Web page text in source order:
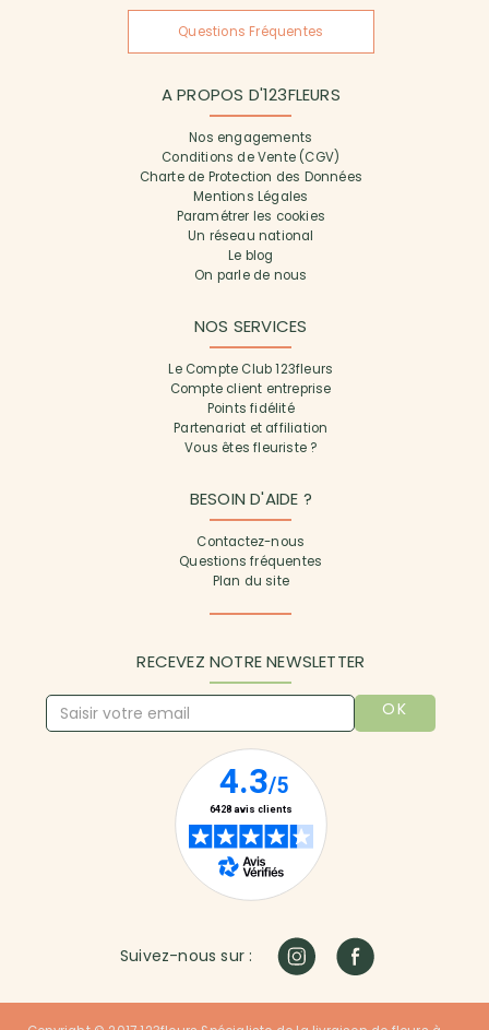
Questions Fréquentes
A PROPOS D'123FLEURS
Nos engagements
Conditions de Vente (CGV)
Charte de Protection des Données
Mentions Légales
Paramétrer les cookies
Un réseau national
Le blog
On parle de nous
NOS SERVICES
Le Compte Club 123fleurs
Compte client entreprise
Points fidélité
Partenariat et affiliation
Vous êtes fleuriste ?
BESOIN D'AIDE ?
Contactez-nous
Questions fréquentes
Plan du site
RECEVEZ NOTRE NEWSLETTER
OK
Suivez-nous sur :